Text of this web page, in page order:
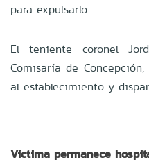
para expulsarlo.
El teniente coronel
Comisaría de
al establecimiento y
Víctima permanece